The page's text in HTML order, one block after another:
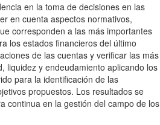
en la toma de decisiones en las
en cuenta aspectos normativos,
corresponden a las más importantes
los estados financieros del último
de las cuentas y verificar las más
liquidez y endeudamiento aplicando los
para la identificación de las
propuestos. Los resultados se
continua en la gestión del campo de los